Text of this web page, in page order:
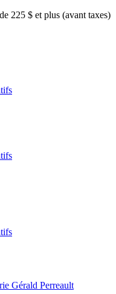
225 $ et plus (avant taxes)